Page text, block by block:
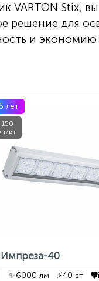
VARTON Stix,
решение для
и экономию
5 лет
150
вт
Импреза-40
✨6000 лм ⚡40 вт 🛡️